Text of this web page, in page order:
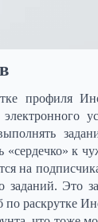
профиля
«сердечко» к
на
Это
раскрутке